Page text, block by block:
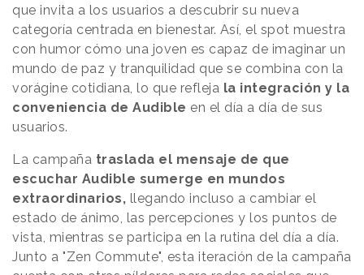
que invita a los usuarios a descubrir su nueva
categoría centrada en bienestar. Así, el spot muestra
con humor cómo una joven es capaz de imaginar un
mundo de paz y tranquilidad que se combina con la
vorágine cotidiana, lo que refleja la integración y la
conveniencia de Audible en el día a día de sus
usuarios.
La campaña traslada el mensaje de que
escuchar Audible sumerge en mundos
extraordinarios, llegando incluso a cambiar el
estado de ánimo, las percepciones y los puntos de
vista, mientras se participa en la rutina del día a día.
Junto a "Zen Commute", esta iteración de la campaña